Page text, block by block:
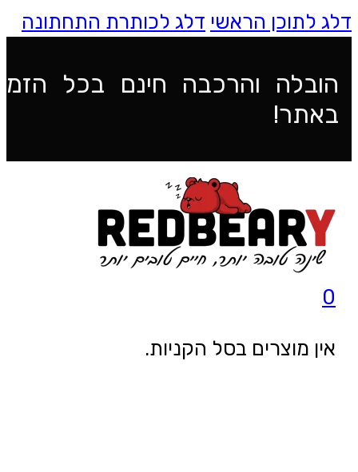
דלג לתוכן הראשי דלג לכותרת התחתונה
הובלה והרכבה חינם בכל
באתר!
0
אין מוצרים בסל הקניות.